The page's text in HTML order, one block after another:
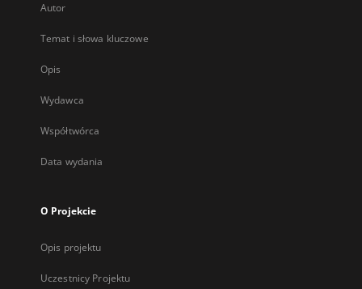
Autor
Temat i słowa kluczowe
Opis
Wydawca
Współtwórca
Data wydania
O Projekcie
Opis projektu
Uczestnicy Projektu